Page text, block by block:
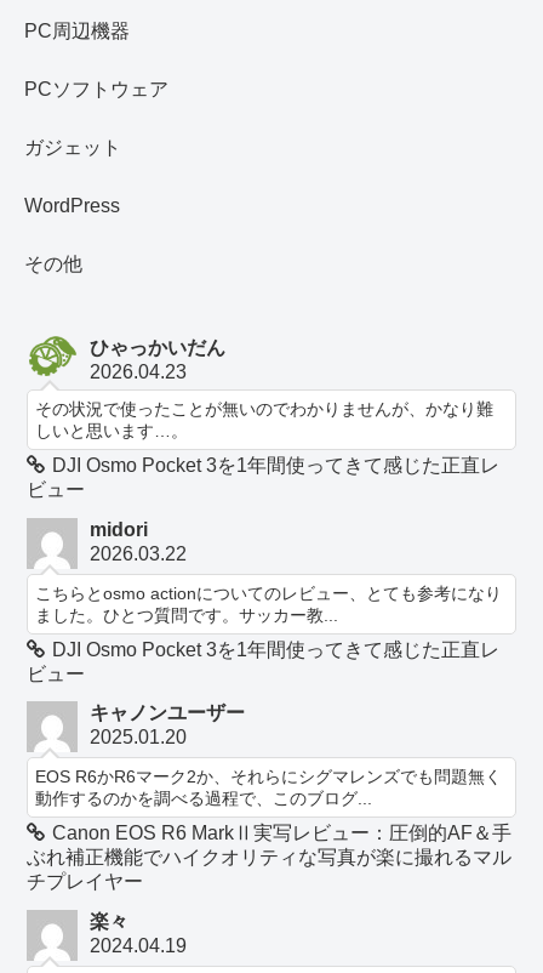
PC周辺機器
PCソフトウェア
ガジェット
WordPress
その他
ひゃっかいだん
2026.04.23
その状況で使ったことが無いのでわかりませんが、かなり難
しいと思います…。
DJI Osmo Pocket 3を1年間使ってきて感じた正直レ
ビュー
midori
2026.03.22
こちらとosmo actionについてのレビュー、とても参考になり
ました。ひとつ質問です。サッカー教...
DJI Osmo Pocket 3を1年間使ってきて感じた正直レ
ビュー
キャノンユーザー
2025.01.20
EOS R6かR6マーク2か、それらにシグマレンズでも問題無く
動作するのかを調べる過程で、このブログ...
Canon EOS R6 MarkⅡ実写レビュー：圧倒的AF＆手
ぶれ補正機能でハイクオリティな写真が楽に撮れるマル
チプレイヤー
楽々
2024.04.19